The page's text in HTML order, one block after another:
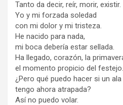
Tanto da decir, reír, morir, existir.
Yo y mi forzada soledad
con mi dolor y mi tristeza.
He nacido para nada,
mi boca debería estar sellada.
Ha llegado, corazón, la
el momento propicio del festejo.
¿Pero qué puedo hacer si un ala
tengo ahora atrapada?
Así no puedo volar.